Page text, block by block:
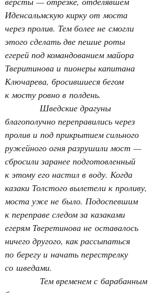
Иденсальмскую кирку от моста
через пролив. Тем более не смогли
этого сделать две пешие роты
егерей под командованием майора
Тверитинова и пионеры капитана
Ключарева, бросившиеся бегом
к мосту ровно в полдень.
Шведские драгуны
благополучно переправились через
пролив и под прикрытием сильного
ружейного огня разрушили мост —
сбросили заранее подготовленный
к этому его настил в воду. Когда
казаки Толстого вылетели к проливу,
моста уже не было. Подоспевшим
к переправе следом за казаками
егерям Тверетинова не оставалось
ничего другого, как рассыпаться
по берегу и начать перестрелку
со шведами.
Тем временем с барабанным